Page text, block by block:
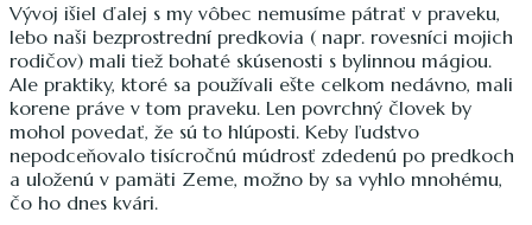
Vývoj išiel ďalej s my vôbec nemusíme pátrať v praveku,
lebo naši bezprostrední predkovia ( napr. rovesníci mojich
rodičov) mali tiež bohaté skúsenosti s bylinnou mágiou.
Ale praktiky, ktoré sa používali ešte celkom nedávno, mali
korene práve v tom praveku. Len povrchný človek by
mohol povedať, že sú to hlúposti. Keby ľudstvo
nepodceňovalo tisícročnú múdrosť zdedenú po predkoch
a uloženú v pamäti Zeme, možno by sa vyhlo mnohému,
čo ho dnes kvári.